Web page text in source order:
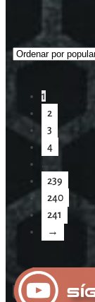
1
2
3
4
…
239
240
241
→